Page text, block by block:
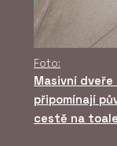
Foto:
Masivní
připomínají
cestě na